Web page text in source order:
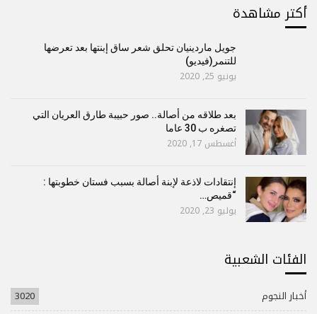
أكتر مشاهدة
جويل ماردينيان تحلق شعر ساق إبنتها بعد تعرضها
للتنمر(فيديو)
يونيو 25, 2020
بعد طلاقه من أصالة.. صور حبيبة طارق العريان التي
تصغره ب 30 عاما
أغسطس 17, 2020
إنتقادات لاذعة لإبنة أصالة بسبب فستان خطوبتها :
“قميص…
يوليو 23, 2020
الفئات الشعبية
أخبار النجوم 3020